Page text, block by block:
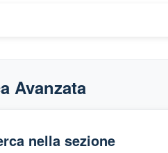
Avanzata
nella sezione